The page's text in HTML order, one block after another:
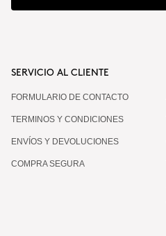
SERVICIO AL CLIENTE
FORMULARIO DE CONTACTO
TERMINOS Y CONDICIONES
ENVÍOS Y DEVOLUCIONES
COMPRA SEGURA